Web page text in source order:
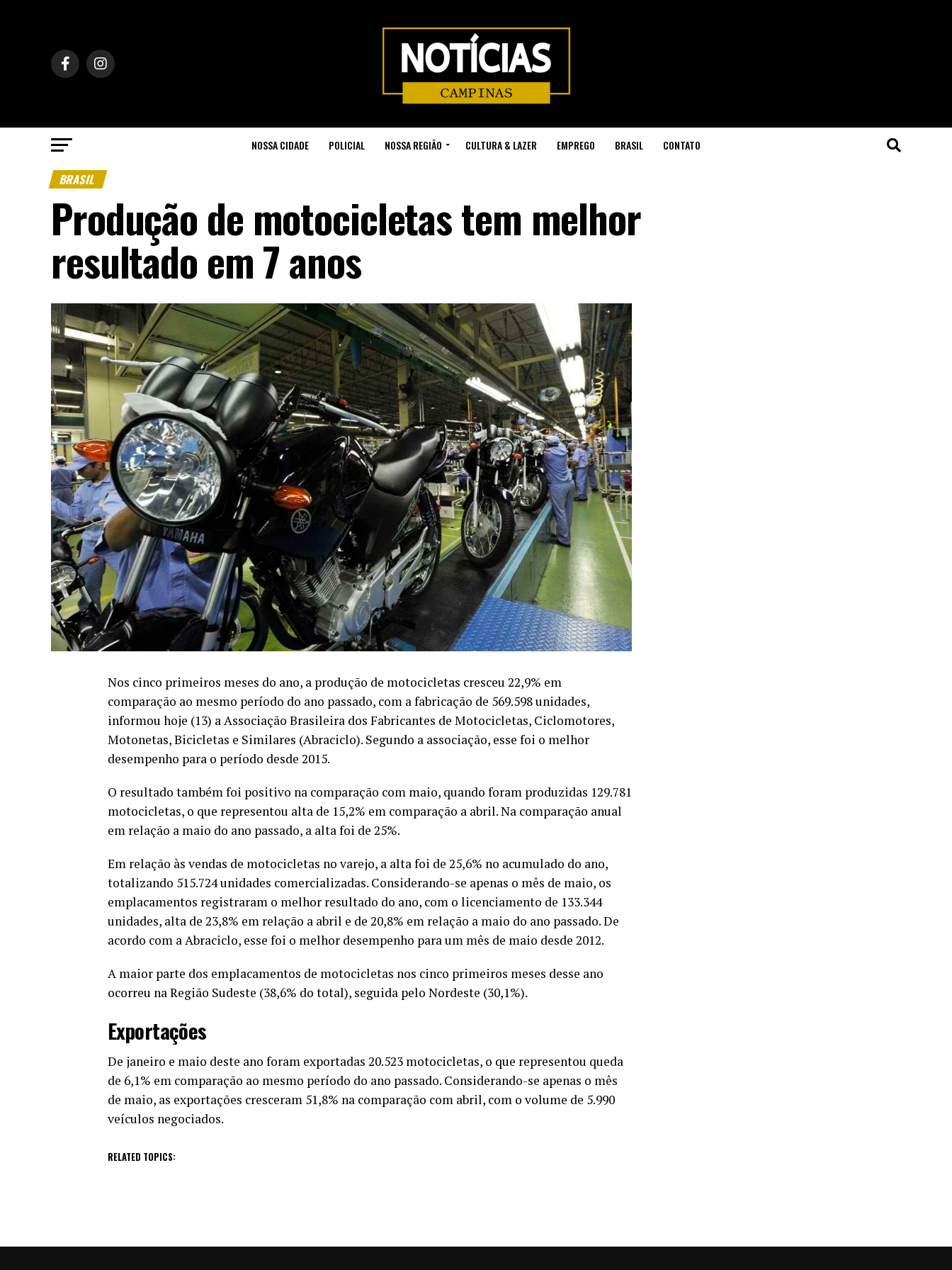
NOSSA CIDADE POLICIAL NOSSA REGIÃO CULTURA & LAZER EMPREGO BRASIL CONTATO
BRASIL
Produção de motocicletas tem melhor
resultado em 7 anos
Nos cinco primeiros meses do ano, a produção de motocicletas cresceu 22,9% em
comparação ao mesmo período do ano passado, com a fabricação de 569.598 unidades,
informou hoje (13) a Associação Brasileira dos Fabricantes de Motocicletas, Ciclomotores,
Motonetas, Bicicletas e Similares (Abraciclo). Segundo a associação, esse foi o melhor
desempenho para o período desde 2015.
O resultado também foi positivo na comparação com maio, quando foram produzidas 129.781
motocicletas, o que representou alta de 15,2% em comparação a abril. Na comparação anual
em relação a maio do ano passado, a alta foi de 25%.
Em relação às vendas de motocicletas no varejo, a alta foi de 25,6% no acumulado do ano,
totalizando 515.724 unidades comercializadas. Considerando-se apenas o mês de maio, os
emplacamentos registraram o melhor resultado do ano, com o licenciamento de 133.344
unidades, alta de 23,8% em relação a abril e de 20,8% em relação a maio do ano passado. De
acordo com a Abraciclo, esse foi o melhor desempenho para um mês de maio desde 2012.
A maior parte dos emplacamentos de motocicletas nos cinco primeiros meses desse ano
ocorreu na Região Sudeste (38,6% do total), seguida pelo Nordeste (30,1%).
Exportações
De janeiro e maio deste ano foram exportadas 20.523 motocicletas, o que representou queda
de 6,1% em comparação ao mesmo período do ano passado. Considerando-se apenas o mês
de maio, as exportações cresceram 51,8% na comparação com abril, com o volume de 5.990
veículos negociados.
RELATED TOPICS: